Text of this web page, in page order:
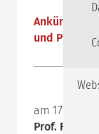
und Prof.
am
Prof. F.